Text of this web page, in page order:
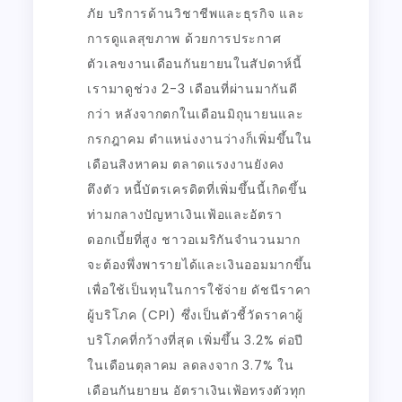
ภัย บริการด้านวิชาชีพและธุรกิจ และ
การดูแลสุขภาพ ด้วยการประกาศ
ตัวเลขงานเดือนกันยายนในสัปดาห์นี้
เรามาดูช่วง 2-3 เดือนที่ผ่านมากันดี
กว่า หลังจากตกในเดือนมิถุนายนและ
กรกฎาคม ตำแหน่งงานว่างก็เพิ่มขึ้นใน
เดือนสิงหาคม ตลาดแรงงานยังคง
ตึงตัว หนี้บัตรเครดิตที่เพิ่มขึ้นนี้เกิดขึ้น
ท่ามกลางปัญหาเงินเฟ้อและอัตรา
ดอกเบี้ยที่สูง ชาวอเมริกันจำนวนมาก
จะต้องพึ่งพารายได้และเงินออมมากขึ้น
เพื่อใช้เป็นทุนในการใช้จ่าย ดัชนีราคา
ผู้บริโภค (CPI) ซึ่งเป็นตัวชี้วัดราคาผู้
บริโภคที่กว้างที่สุด เพิ่มขึ้น 3.2% ต่อปี
ในเดือนตุลาคม ลดลงจาก 3.7% ใน
เดือนกันยายน อัตราเงินเฟ้อทรงตัวทุก